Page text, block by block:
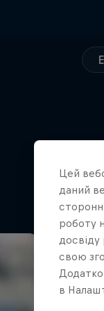
Цей
даний
роботу
свою
в